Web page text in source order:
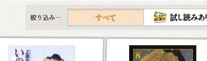
すべて